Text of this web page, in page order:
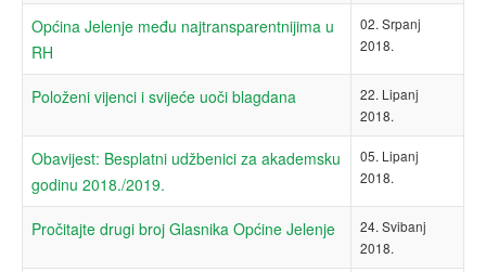
Općina Jelenje među najtransparentnijima u
RH
02. Srpanj
2018.
Položeni vijenci i svijeće uoči blagdana
22. Lipanj
2018.
Obavijest: Besplatni udžbenici za akademsku
godinu 2018./2019.
05. Lipanj
2018.
Pročitajte drugi broj Glasnika Općine Jelenje
24. Svibanj
2018.